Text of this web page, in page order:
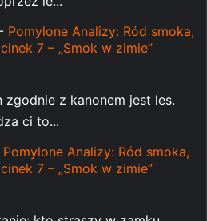
- Pomylone Analizy: Ród smoka,
7 – „Smok w zimie”
zgodnie z kanonem jest les.
ci to...
Pomylone Analizy: Ród smoka,
7 – „Smok w zimie”